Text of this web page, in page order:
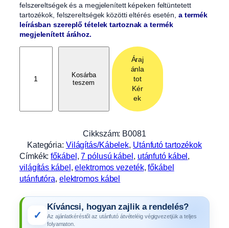
felszereltségek és a megjelenített képeken feltüntetett
tartozékok, felszereltségek közötti eltérés esetén, a termék
leírásban szereplő tételek tartoznak a termék
megjelenített árához.
7
m
h
s
Kosárba
teszem
Áraj
ánla
tot
Kér
ek
Cikkszám: B0081
Kategória: Világítás/Kábelek, Utánfutó tartozékok
Címkék:főkábel, 7 pólusú kábel, utánfutó kábel
világítás kábel, elektromos vezeték, főkábel
utánfutóra, elektromos kábel
✓
Kíváncsi, hogyan zajlik a rendelés?
Az ajánlatkéréstől az utánfutó átvételéig végigvezetjük a teljes
folyamaton.